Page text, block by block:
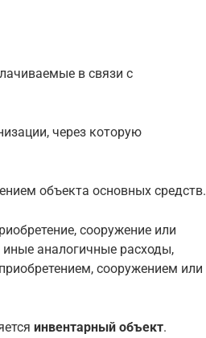
в связи с
через которую
объекта основных средств.
сооружение или
иные аналогичные расходы,
сооружением или
инвентарный объект.